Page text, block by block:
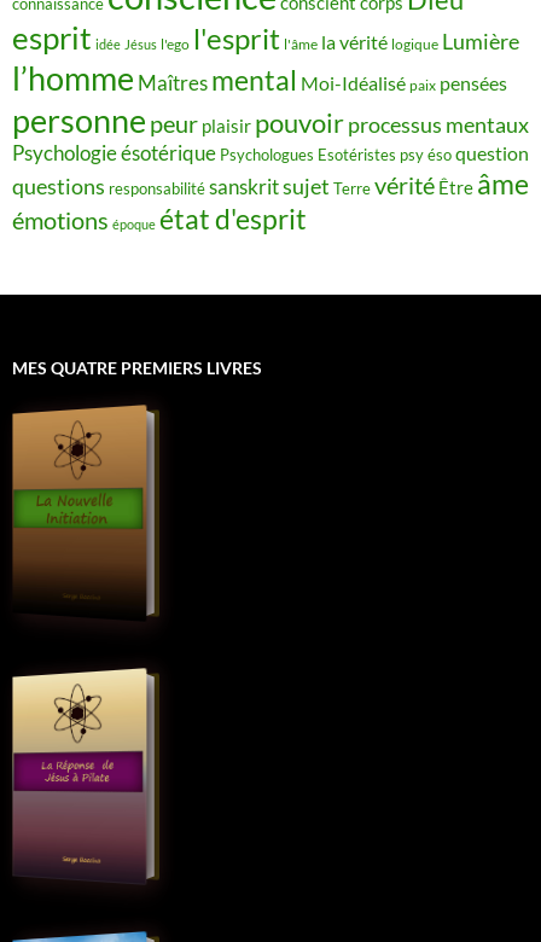
esprit idée Jésus l'ego l'esprit l'âme la vérité logique Lumière
l’homme Maîtres mental Moi-Idéalisé paix pensées
personne peur plaisir pouvoirprocessus mentaux
Psychologie ésotérique Psychologues Esotéristes psy ésoquestion
questions responsabilitésanskritsujet Terrevérité Être âme
émotions époque état d'esprit
MES QUATRE PREMIERS LIVRES